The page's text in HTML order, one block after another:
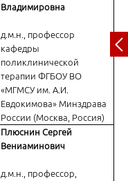
Владимировна
д.м.н., профессор
кафедры
поликлинической
терапии ФГБОУ ВО
«МГМСУ им. А.И.
Евдокимова» Минздрава
России (Москва, Россия)
Плюснин Сергей
Вениаминович
д.м.н., профессор,